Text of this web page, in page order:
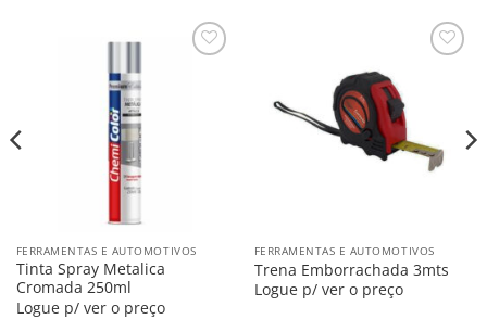
FERRAMENTAS E AUTOMOTIVOS
Tinta Spray Metalica
Cromada 250ml
Logue p/ ver o preço
FERRAMENTAS E AUTOMOTIVOS
Trena Emborrachada 3mts
Logue p/ ver o preço